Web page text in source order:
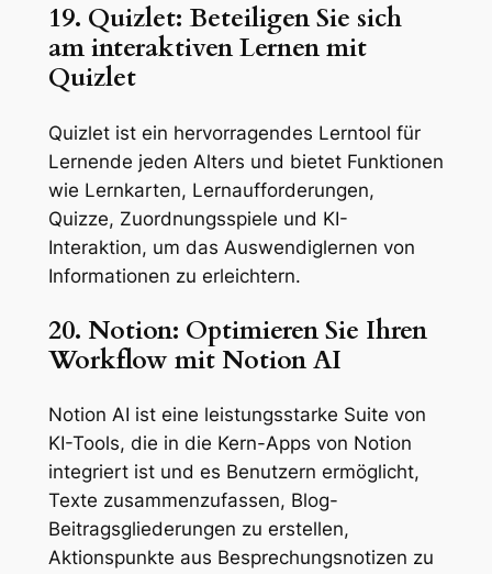
19. Quizlet: Beteiligen Sie sich
am interaktiven Lernen mit
Quizlet
Quizlet ist ein hervorragendes Lerntool für
Lernende jeden Alters und bietet Funktionen
wie Lernkarten, Lernaufforderungen,
Quizze, Zuordnungsspiele und KI-
Interaktion, um das Auswendiglernen von
Informationen zu erleichtern.
20. Notion: Optimieren Sie Ihren
Workflow mit Notion AI
Notion AI ist eine leistungsstarke Suite von
KI-Tools, die in die Kern-Apps von Notion
integriert ist und es Benutzern ermöglicht,
Texte zusammenzufassen, Blog-
Beitragsgliederungen zu erstellen,
Aktionspunkte aus Besprechungsnotizen zu